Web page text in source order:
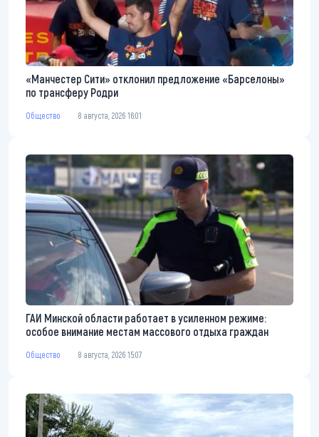
«Манчестер Сити» отклонил предложение «Барселоны»
по трансферу Родри
Общество 8 августа, 2026 16:01
ГАИ Минской области работает в усиленном режиме:
особое внимание местам массового отдыха граждан
Общество 8 августа, 2026 15:07